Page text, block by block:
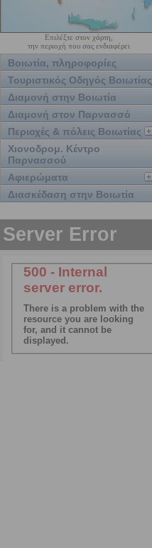
Επιλέξτε στον χάρτη,
την περιοχή που σας ενδιαφέρει
Βοιωτία, πληροφορίες
Τουριστικός Οδηγός Βοιωτίας
Διαμονή στην Βοιωτία
Διαμονή στον Παρνασσό
Περιοχές & πόλεις Βοιωτίας
Χιονοδρομ. Κέντρο
Παρνασσού
Αφιερώματα
Διασκέδαση στην Βοιωτία